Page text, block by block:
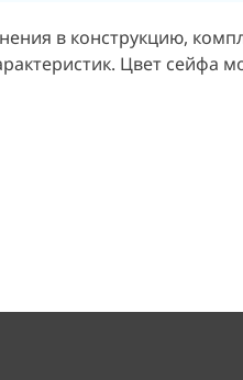
в конструкцию,
Цвет сейфа